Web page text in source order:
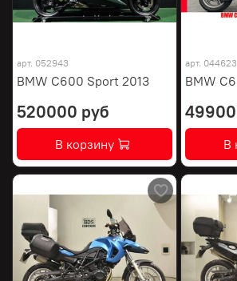
арт. 052943
BMW C600 Sport 2013
520000 руб
В корзину
арт. 044623
BMW
В